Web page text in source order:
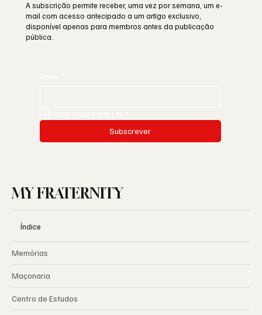
A subscrição permite receber, uma vez por semana, um e-
mail com acesso antecipado a um artigo exclusivo,
disponível apenas para membros antes da publicação
pública.
Subscrever
MY FRATERNITY
Índice
Memórias
Maçonaria
Centro de Estudos